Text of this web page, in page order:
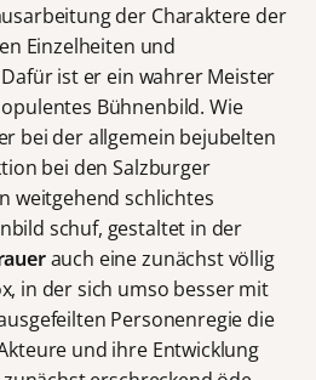
der Charaktere der
Einzelheiten und
ist er ein wahrer Meister
Bühnenbild. Wie
bei der allgemein bejubelten
bei den Salzburger
weitgehend schlichtes
schuf, gestaltet in der
auch eine zunächst völlig
in der sich umso besser mit
Personenregie die
und ihre Entwicklung